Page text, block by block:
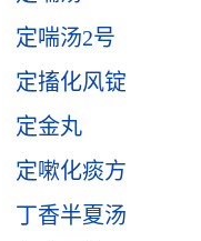
定喘汤2号
定搐化风锭
定金丸
定嗽化痰方
丁香半夏汤